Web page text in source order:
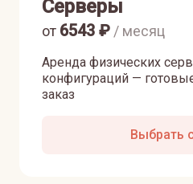
Серверы
Аренда физических
конфигураций —
заказ
от 6543 ₽ / месяц
Выбрать